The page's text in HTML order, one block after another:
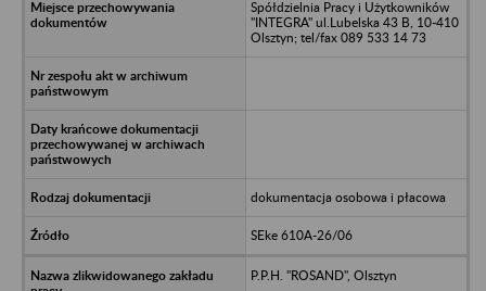
Spółdzielnia Pracy i Użytkowników
"INTEGRA" ul.Lubelska 43 B, 10-410
Olsztyn; tel/fax 089 533 14 73
dokumentacja osobowa i płacowa
SEke 610A-26/06
P.P.H. "ROSAND", Olsztyn